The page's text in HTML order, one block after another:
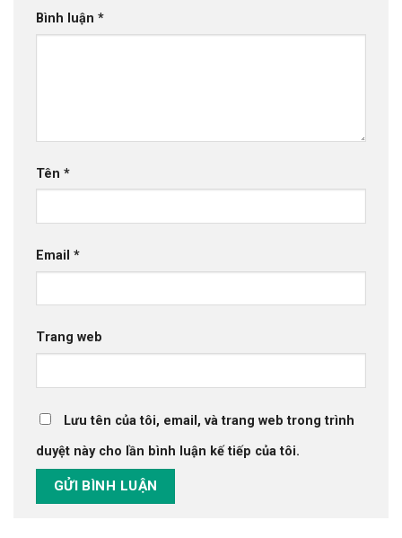
Bình luận *
Tên *
Email *
Trang web
Lưu tên của tôi, email, và trang web trong trình
duyệt này cho lần bình luận kế tiếp của tôi.